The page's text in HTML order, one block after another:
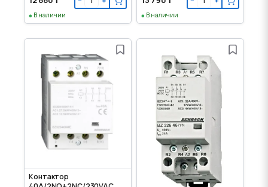
В наличии В наличии
Контактор